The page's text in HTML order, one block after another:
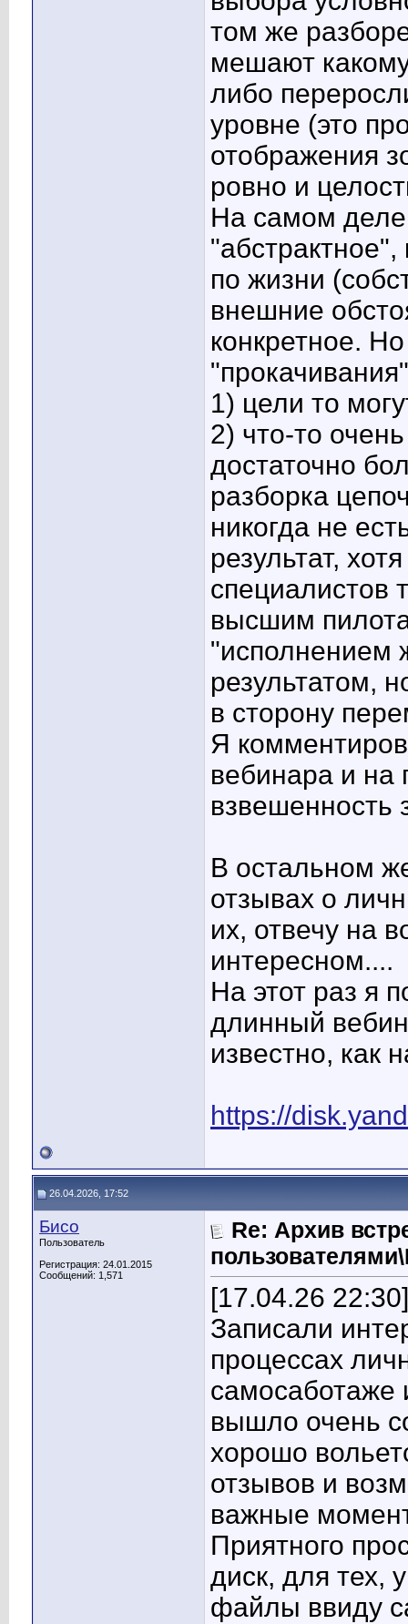
том же
мешают
либо
уровне (это
отображения
ровно и
На самом деле
по жизни
внешние
конкретное.
1) цели то
2) что-то
достаточно
разборка
никогда не
результат,
специалистов
высшим
"исполнением
результатом,
в сторону
Я
вебинара и на
взвешенность
В остальном
отзывах о
их, отвечу на
интересном....
На этот раз я
длинный
известно, как
https://
26.04.2026, 17:52
Бисо
Пользователь
Регистрация: 24.01.2015
Сообщений: 1,571
Re: Архив
[17.04.26
Записали
процессах
самосаботаже
вышло очень
хорошо
отзывов и
важные
Приятного
диск, для тех,
файлы ввиду